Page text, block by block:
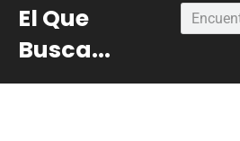
El Que
Busca...